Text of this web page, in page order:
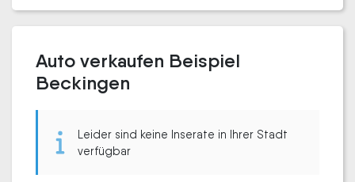
Auto verkaufen Beispiel
Beckingen
Leider sind keine Inserate in Ihrer Stadt
verfügbar